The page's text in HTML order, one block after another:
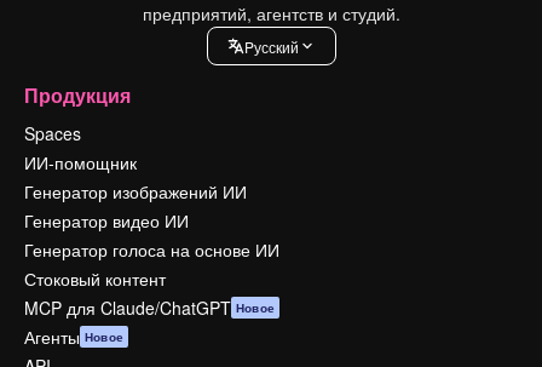
предприятий, агентств и студий.
Pусский
Продукция
Spaces
ИИ-помощник
Генератор изображений ИИ
Генератор видео ИИ
Генератор голоса на основе ИИ
Стоковый контент
MCP для Claude/ChatGPT Новое
Агенты Новое